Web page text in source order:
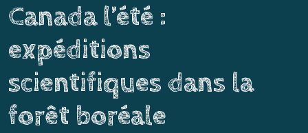
Canada l’été :
expéditions
scientifiques dans la
forêt boréale